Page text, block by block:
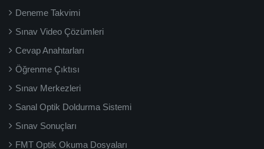
Deneme Takvimi
Sınav Video Çözümleri
Cevap Anahtarları
Öğrenme Çıktısı
Sınav Merkezleri
Sanal Optik Doldurma Sistemi
Sınav Sonuçları
FMT Optik Okuma Dosyaları